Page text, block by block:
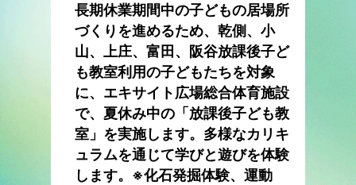
長期休業期間中の子どもの居場所
づくりを進めるため、乾側、小
山、上庄、富田、阪谷放課後子ど
も教室利用の子どもたちを対象
に、エキサイト広場総合体育施設
で、夏休み中の「放課後子ども教
室」を実施します。多様なカリキ
ュラムを通じて学びと遊びを体験
します。※化石発掘体験、運動